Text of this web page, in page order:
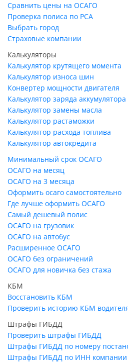
Сравнить цены на ОСАГО
Проверка полиса по РСА
Выбрать город
Страховые компании
Калькуляторы
Калькулятор крутящего момента
Калькулятор износа шин
Конвертер мощности двигателя
Калькулятор заряда аккумулятора
Калькулятор замены масла
Калькулятор растаможки
Калькулятор расхода топлива
Калькулятор автокредита
Минимальный срок ОСАГО
ОСАГО на месяц
ОСАГО на 3 месяца
Оформить осаго самостоятельно
Где лучше оформить ОСАГО
Самый дешевый полис
ОСАГО на грузовик
ОСАГО на автобус
Расширенное ОСАГО
ОСАГО без ограничений
ОСАГО для новичка без стажа
КБМ
Восстановить КБМ
Проверить историю КБМ
Штрафы ГИБДД
Проверить штрафы ГИБДД
Штрафы ГИБДД по номеру
Штрафы ГИБДД по ИНН компании